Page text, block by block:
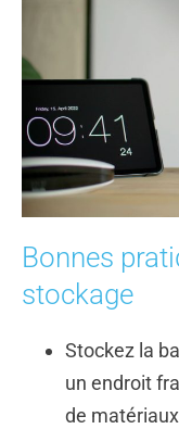
Bonnes
stockage
Stockez la
un endroit
de